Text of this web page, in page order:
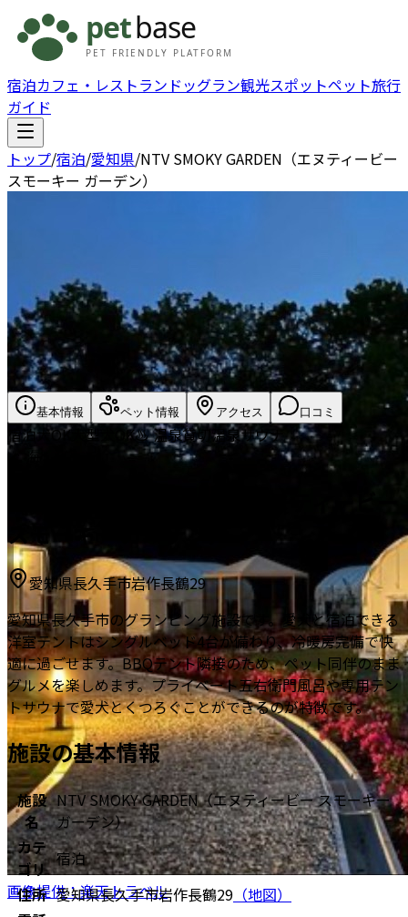
宿泊カフェ・レストラン ドッグラン観光スポットペット旅行
ガイド
トップ/宿泊/愛知県/NTV SMOKY GARDEN（エヌティービー
スモーキー ガーデン）
画像提供：楽天トラベル
基本情報 ペット情報 アクセス 口コミ
宿泊犬OK 大型犬OK♨️ 温泉貸切温泉サウナ
🌊 海・ビーチ
スモーキー ガーデン）
愛知県長久手市岩作長鶴29
愛知県長久手市のグランピング施設です。愛犬と宿泊できる
洋室テントはシングルベッド4台が備わり、冷暖房完備で快
適に過ごせます。BBQテント隣接のため、ペット同伴のまま
グルメを楽しめます。プライベート五右衛門風呂や専用テン
トサウナで愛犬とくつろぐことができるのが特徴です。
施設の基本情報
施設
名
NTV SMOKY GARDEN（エヌティービー スモーキー
ガーデン）
カテ
ゴリ 宿泊
住所 愛知県長久手市岩作長鶴29 （地図）